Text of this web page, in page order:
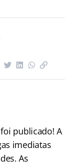
foi publicado! A
imediatas
As